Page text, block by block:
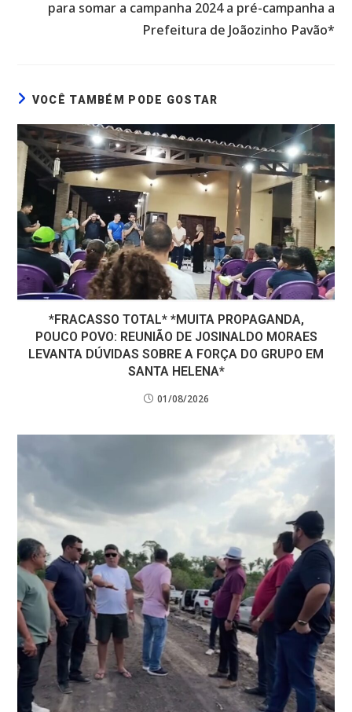
para somar a campanha 2024 a pré-campanha a
Prefeitura de Joãozinho Pavão*
VOCÊ TAMBÉM PODE GOSTAR
*FRACASSO TOTAL* *MUITA PROPAGANDA,
POUCO POVO: REUNIÃO DE JOSINALDO MORAES
LEVANTA DÚVIDAS SOBRE A FORÇA DO GRUPO EM
SANTA HELENA*
01/08/2026